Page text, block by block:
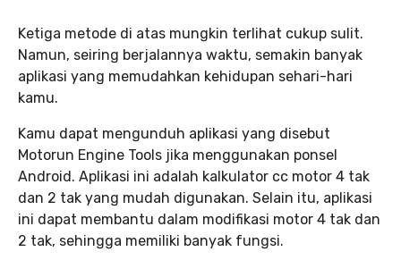
Ketiga metode di atas mungkin terlihat cukup sulit.
Namun, seiring berjalannya waktu, semakin banyak
aplikasi yang memudahkan kehidupan sehari-hari
kamu.
Kamu dapat mengunduh aplikasi yang disebut
Motorun Engine Tools jika menggunakan ponsel
Android. Aplikasi ini adalah kalkulator cc motor 4 tak
dan 2 tak yang mudah digunakan. Selain itu, aplikasi
ini dapat membantu dalam modifikasi motor 4 tak dan
2 tak, sehingga memiliki banyak fungsi.